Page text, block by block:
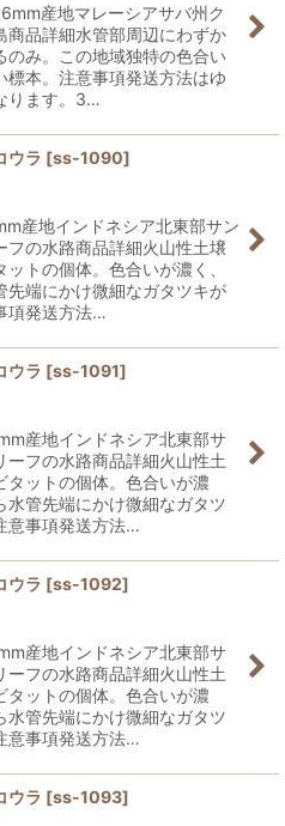
産地マレーシアサバ州ク
商品詳細水管部周辺にわずか
のみ。この地域独特の色合い
標本。注意事項発送方法はゆ
ります。3…
ウラ [ss-1090]
産地インドネシア北東部サン
フの水路商品詳細火山性土壌
トの個体。色合いが濃く、
先端にかけ微細なガタツキが
項発送方法…
ウラ [ss-1091]
産地インドネシア北東部サ
ーフの水路商品詳細火山性土
タットの個体。色合いが濃
水管先端にかけ微細なガタツ
意事項発送方法…
ウラ [ss-1092]
産地インドネシア北東部サ
ーフの水路商品詳細火山性土
タットの個体。色合いが濃
水管先端にかけ微細なガタツ
意事項発送方法…
ウラ [ss-1093]